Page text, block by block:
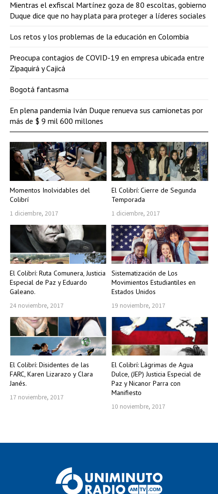
Momentos Inolvidables del
Colibrí
1 diciembre, 2017
El Colibrí: Cierre de Segunda
Temporada
1 diciembre, 2017
El Colibrí: Ruta Comunera, Justicia
Especial de Paz y Eduardo
Galeano.
24 noviembre, 2017
Sistematización de Los
Movimientos Estudiantiles en
Estados Unidos
19 noviembre, 2017
El Colibrí: Disidentes de las
FARC, Karen Lizarazo y Clara
Janés.
17 noviembre, 2017
El Colibrí: Lágrimas de Agua
Dulce, (JEP) Justicia Especial de
Paz y Nicanor Parra con
Manifiesto
10 noviembre, 2017
Mientras el exfiscal Martínez goza de 80 escoltas, gobierno
Duque dice que no hay plata para proteger a líderes sociales
Los retos y los problemas de la educación en Colombia
Preocupa contagios de COVID-19 en empresa ubicada entre
Zipaquirá y Cajicá
Bogotá fantasma
En plena pandemia Iván Duque renueva sus camionetas por
más de $ 9 mil 600 millones